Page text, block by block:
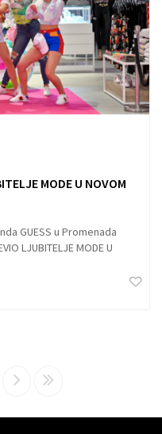
MODE U NOVOM
GUESS u Promenada
LJUBITELJE MODE U